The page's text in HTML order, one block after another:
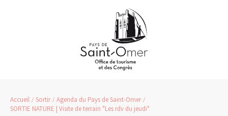
Accueil Sortir
Agenda du Pays de Saint-Omer
SORTIE NATURE | Visite de terrain "Les rdv du jeudi"